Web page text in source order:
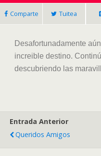
Comparte Tuitea
Desafortunadamente
increible destino.
descubriendo las
Entrada Anterior
Queridos Amigos